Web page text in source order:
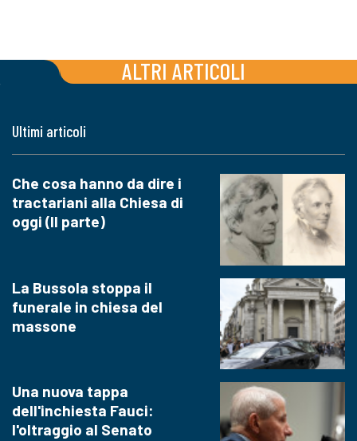
ALTRI ARTICOLI
Ultimi articoli
Che cosa hanno da dire i
tractariani alla Chiesa di
oggi (II parte)
La Bussola stoppa il
funerale in chiesa del
massone
Una nuova tappa
dell'inchiesta Fauci:
l'oltraggio al Senato